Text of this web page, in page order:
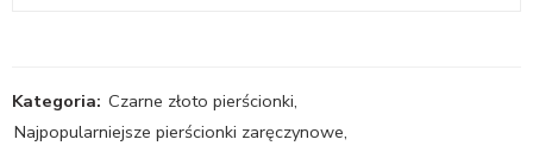
Kategoria: Czarne złoto pierścionki,
Najpopularniejsze pierścionki zaręczynowe,